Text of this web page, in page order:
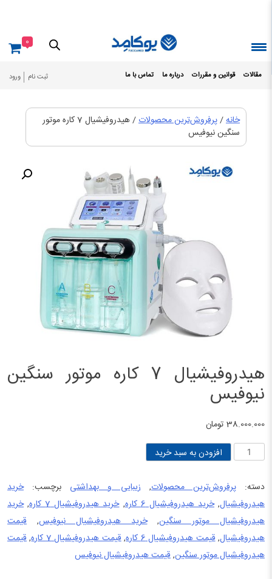
مقالات قوانین و مقررات درباره ما تماس با ما ثبت نام ورود
0
خانه/پرفروش‌ترین محصولات
/ هیدروفیشیال 7 کاره موتور
سنگین نیوفیس
هیدروفیشیال 7 کاره موتور سنگین
نیوفیس
38.000.000 تومان
هیدروفیشیال
کاره
موتور
سنگین
نیوفیس
عدد
افزودن به سبد خرید
دسته:پرفروش‌ترین محصولات,زیبایی و بهداشتی برچسب:خرید
هیدروفیشیال,خرید هیدروفیشیال 6 کاره ,خرید هیدروفیشیال 7 کاره ,خرید
هیدروفیشیال موتور سنگین,خرید هیدروفیشیال نیوفیس, قیمت
هیدروفیشیال,قیمت هیدروفیشیال 6 کاره ,قیمت هیدروفیشیال 7 کاره ,قیمت
هیدروفیشیال موتور سنگین,قیمت هیدروفیشیال نیوفیس